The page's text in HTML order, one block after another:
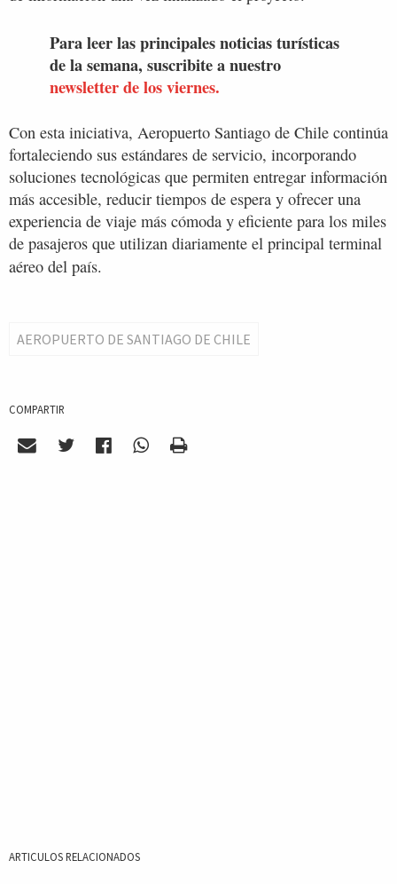
Para leer las principales noticias turísticas
de la semana, suscribite a nuestro
newsletter de los viernes.
Con esta iniciativa, Aeropuerto Santiago de Chile continúa
fortaleciendo sus estándares de servicio, incorporando
soluciones tecnológicas que permiten entregar información
más accesible, reducir tiempos de espera y ofrecer una
experiencia de viaje más cómoda y eficiente para los miles
de pasajeros que utilizan diariamente el principal terminal
aéreo del país.
AEROPUERTO DE SANTIAGO DE CHILE
COMPARTIR
ARTICULOS RELACIONADOS